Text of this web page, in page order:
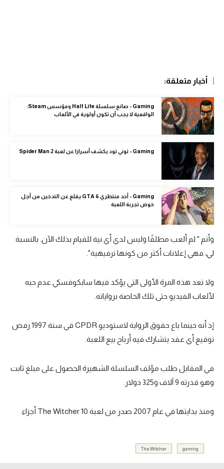
الوطن العربي
في المونديال
رياضة نسائية
أمريكا
ركن الألعاب
أقسام خاصة
Gamers
ميركاتو
تقرير في الجول
حكايات في الجول
كويز في الجول
فيديو في الجول
أخبار متعلقة:
Gaming - صانع سلسلة Half Life ومؤسس Steam:
الواقعية لا يجب أن تكون أولوية في الألعاب
Gaming - توني تود يكشف أسرارا عن لعبة Spider Man 2
Gaming - أحد منتظري GTA 6 يقلع عن التدخين من أجل
خوض تجربة اللعبة
وأتم " لم ألعب مطلقًا وليس لدي أي نية للقيام بذلك الآن. بالنسبة
لي، فهي إعلانات أكثر من كونها ترفيهية".
ولا تعد هذه المرة الأولى التي يؤكد فيها سابكوفسكي عدم حبه
لألعاب الفيديو حتى تلك الخاصة برواياته.
إذ أنه حينما باع حقوق الرواية لاستوديو CPDR في سنة 1997 رفض
توقيع أي عقد يتشارك فيه أرباح بيع اللعبة.
في المقابل طلب مؤلف السلسلة الشهيرة الحصول على مبلغ ثابت
وهو قدرته 9 آلاف و325 دولار.
ومنذ بدايتها في عام 2007 صدر من لعبة The Witcher 10 أجزاء.
gaming
The Witcher